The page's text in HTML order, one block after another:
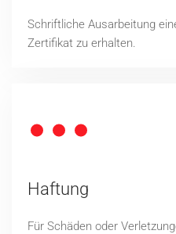
Schriftliche Ausarbeitung
Zertifikat zu erhalten.
Haftung
Für Schäden oder